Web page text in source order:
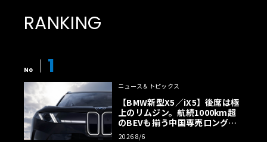
RANKING
No 1
ニュース＆トピックス
【BMW新型X5／iX5】後席は極
上のリムジン。航続1000km超
のBEVも揃う中国専売ロング仕
様の全貌
2026 8/6